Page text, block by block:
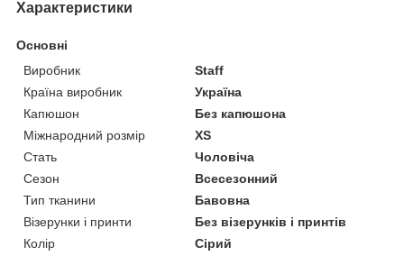
Характеристики
Основні
Виробник
Staff
Країна виробник
Україна
Капюшон
Без капюшона
Міжнародний розмір
XS
Стать
Чоловіча
Сезон
Всесезонний
Тип тканини
Бавовна
Візерунки і принти
Без візерунків і принтів
Колір
Сірий